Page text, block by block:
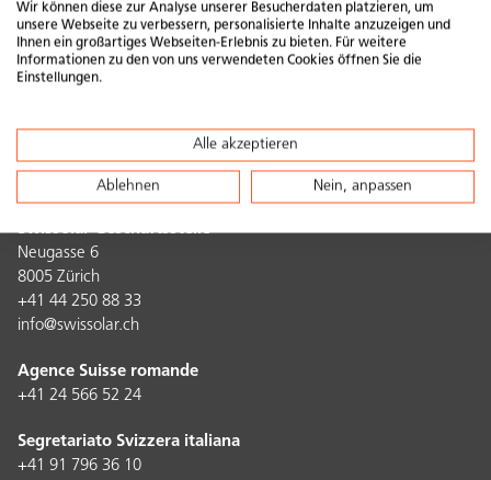
Swissolar Geschäftsstelle
Neugasse 6
8005 Zürich
+41 44 250 88 33
info@swissolar.ch
Agence Suisse romande
+41 24 566 52 24
Segretariato Svizzera italiana
+41 91 796 36 10
Wir können diese zur Analyse unserer Besucherdaten platzieren, um
unsere Webseite zu verbessern, personalisierte Inhalte anzuzeigen und
Ihnen ein großartiges Webseiten-Erlebnis zu bieten. Für weitere
Informationen zu den von uns verwendeten Cookies öffnen Sie die
Einstellungen.
Alle akzeptieren
Ablehnen Nein, anpassen